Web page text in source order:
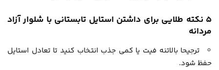
۵ نکته طلایی برای داشتن استایل تابستانی با شلوار آزاد
مردانه
ترجیحا بالاتنه فیت یا کمی جذب انتخاب کنید تا تعادل استایل
حفظ شود.